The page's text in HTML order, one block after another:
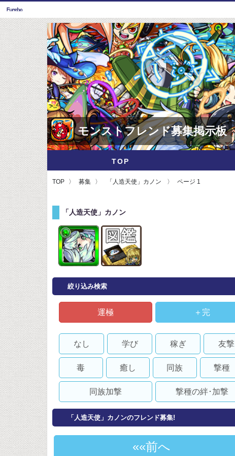
モンストフレンド募集掲示板
TOP
TOP 募集 「人造天使」カノン ページ 1
「人造天使」カノン
絞り込み検索
運極 ＋完
なし 学び 稼ぎ 友撃
毒 癒し 同族 撃種
同族加撃 撃種の絆･加撃
「人造天使」カノンのフレンド募集!
«前へ